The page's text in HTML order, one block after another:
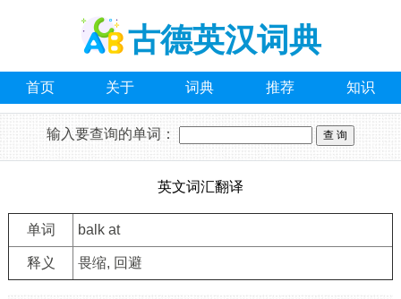
古德英汉词典
首页 关于 词典 推荐 知识
输入要查询的单词：
英文词汇翻译
单词 balk at
释义 畏缩, 回避